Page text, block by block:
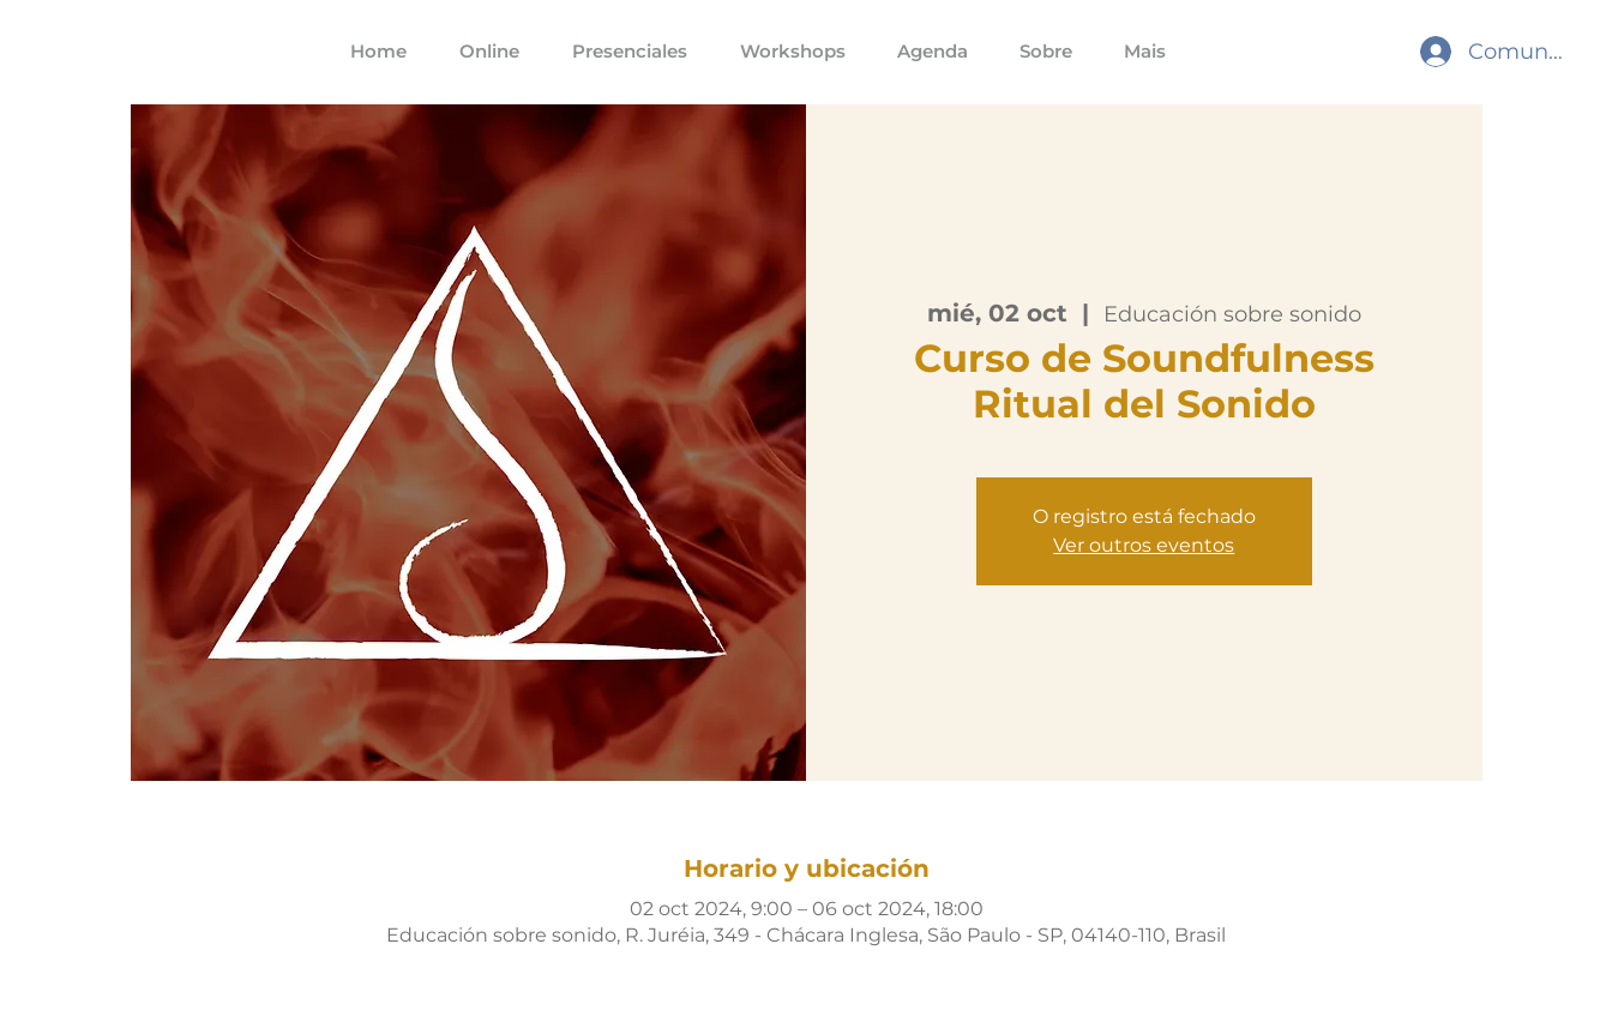
Home Online Presenciales Workshops Agenda Sobre Mais Comunidade
mié, 02 oct
  |
Educación sobre sonido
Curso de Soundfulness
Ritual del Sonido
O registro está fechado
Ver outros eventos
Horario y ubicación
02 oct 2024, 9:00 – 06 oct 2024, 18:00
Educación sobre sonido, R. Juréia, 349 - Chácara Inglesa, São Paulo - SP, 04140-110, Brasil